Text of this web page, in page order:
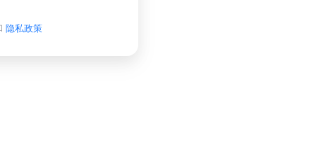
隐私政策